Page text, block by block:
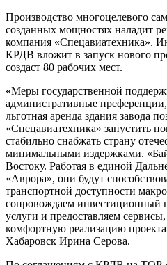
Производство многоцелевого
созданных мощностях наладит
компания «Спецавиатехника».
КРДВ вложит в запуск нового
создаст 80 рабочих мест.
«Меры государственной
административные
льготная аренда здания завода
«Спецавиатехника» запустить
стабильно снабжать страну
минимальными издержками.
Востоку. Работая в единой
«Аврора», они будут
транспортной доступности
сопровождаем инвестиционный
услуги и предоставляем
комфортную реализацию
Хабаровск Ирина Серова.